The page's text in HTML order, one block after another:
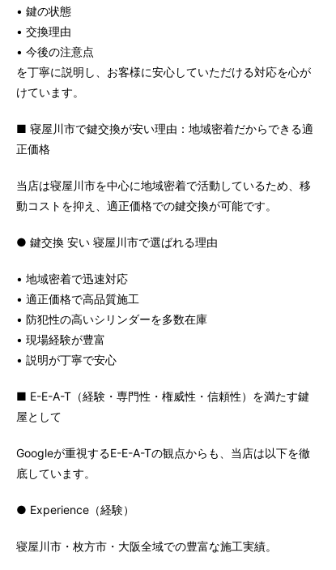
• 鍵の状態
• 交換理由
• 今後の注意点
を丁寧に説明し、お客様に安心していただける対応を心が
けています。
■ 寝屋川市で鍵交換が安い理由：地域密着だからできる適
正価格
当店は寝屋川市を中心に地域密着で活動しているため、移
動コストを抑え、適正価格での鍵交換が可能です。
● 鍵交換 安い 寝屋川市で選ばれる理由
• 地域密着で迅速対応
• 適正価格で高品質施工
• 防犯性の高いシリンダーを多数在庫
• 現場経験が豊富
• 説明が丁寧で安心
■ E-E-A-T（経験・専門性・権威性・信頼性）を満たす鍵
屋として
Googleが重視するE-E-A-Tの観点からも、当店は以下を徹
底しています。
● Experience（経験）
寝屋川市・枚方市・大阪全域での豊富な施工実績。